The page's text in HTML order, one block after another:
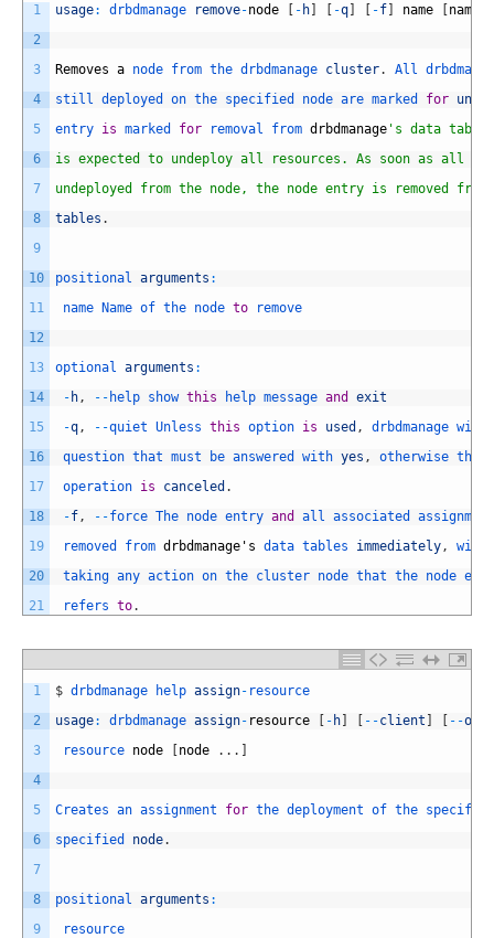
1
2
3
4
5
6
7
8
9
10
11
12
13
14
15
16
17
18
19
20
21
usage: drbdmanage remove-node [ - h] [ -q] [ -f] name [name
Removes a node from the drbdmanage cluster. All
still deployed on the specified node are marked for
entry is marked for removal from drbdmanage 's data
is expected to undeploy all resources. As soon as all
undeployed from the node, the node entry is removed from
tables .
positional arguments :
name Name of the node to remove
optional arguments :
- h , -- help show this help message and
exit
-q , --quiet Unless this option is used , drbdmanage will
question that must be answered with yes , otherwise the
operation is canceled .
-f , --force The node entry and all associated
removed from drbdmanage ' s data tables immediately ,
taking any action on the cluster node that the node
refers to.
1
2
3
4
5
6
7
8
9
$ drbdmanage help assign- resource
usage: drbdmanage assign- resource [ - h] [ --client ] [ --
resource node [node . . . ]
Creates an assignment for the deployment of the
specified node.
positional arguments :
resource